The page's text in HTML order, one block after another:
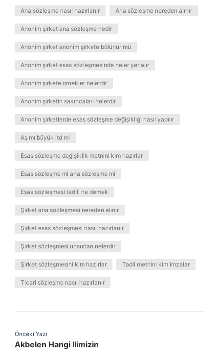
Ana sözleşme nasıl hazırlanır Ana sözleşme nereden alınır
Anonim şirket ana sözleşme nedir
Anonim şirket anonim şirkete bölünür mü
Anonim şirket esas sözleşmesinde neler yer alır
Anonim şirkete örnekler nelerdir
Anonim şirketin sakıncaları nelerdir
Anonim şirketlerde esas sözleşme değişikliği nasıl yapılır
Aş mı büyük ltd mi
Esas sözleşme değişiklik metnini kim hazırlar
Esas sözleşme mi ana sözleşme mi
Esas sözleşmesi tadili ne demek
Şirket ana sözleşmesi nereden alınır
Şirket esas sözleşmesi nasıl hazırlanır
Şirket sözleşmesi unsurları nelerdir
Şirket sözleşmesini kim hazırlar Tadil metnini kim imzalar
Ticari sözleşme nasıl hazırlanır
Önceki Yazı
Akbelen Hangi Ilimizin